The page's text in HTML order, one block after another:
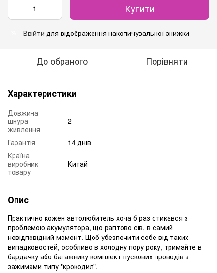
Купити
Ввійти для відображення накопичувальної знижки
До обраного Порівняти
Характеристики
Довжина
шнура
живлення
2
Гарантія
14 днів
Країна
виробник
товару
Китай
Опис
Практично кожен автолюбитель хоча б раз стикався з
проблемою акумулятора, що раптово сів, в самий
невідповідний момент. Щоб убезпечити себе від таких
випадковостей, особливо в холодну пору року, тримайте в
бардачку або багажнику комплект пускових проводів з
зажимами типу "крокодил".